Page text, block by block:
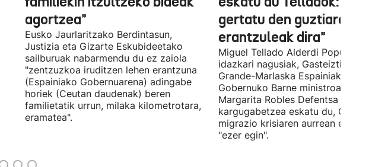
agortzea"
Eusko Jaurlaritzako Berdintasun,
Justizia eta Gizarte Eskubideetako
sailburuak nabarmendu du ez zaiola
"zentzuzkoa iruditzen lehen erantzuna
(Espainiako Gobernuarena) adingabe
horiek (Ceutan daudenak) beren
familietatik urrun, milaka kilometrotara,
eramatea".
gertatu den guztiaren
erantzuleak dira"
Miguel Tellado Alderdi Popularraren
idazkari nagusiak, Gasteiztik,
Grande-Marlaska Espainiako
Gobernuko Barne ministroa eta
Margarita Robles Defentsa ministroa
kargugabetzea eskatu du, Ceutako
migrazio krisiaren aurrean ez
"ezer egin".